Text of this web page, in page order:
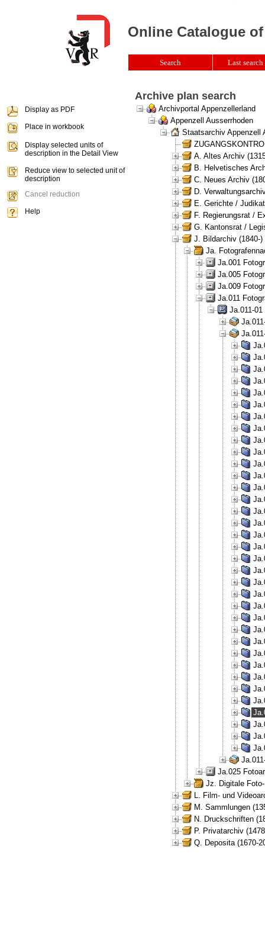
Archive plan search
Archivportal Appenzellerland
Appenzell Ausserrhoden
Staatsarchiv Appenzell
A. Altes Archiv
B. Helvetisches
C. Neues Archiv
D.
E. Gerichte /
F. Regierungsrat /
G. Kantonsrat /
J. Bildarchiv (1840-)
Ja.
Ja.001
Ja.005
Ja.009
Ja.011
Ja.011-
Ja.025
Jz. Digitale
L. Film- und
M. Sammlungen
N. Druckschriften
P. Privatarchiv
Q. Deposita (1670-
Online Catalogue
Search Last
Display as PDF
Place in workbook
Display selected units of
description in the Detail View
Reduce view to selected unit of
description
Cancel reduction
Help